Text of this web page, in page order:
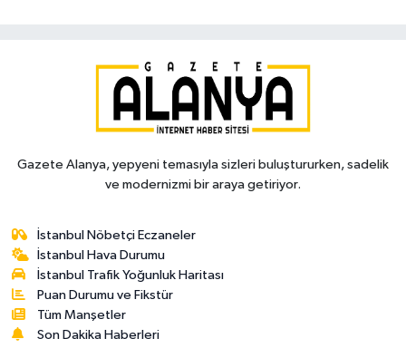
Gazete Alanya, yepyeni temasıyla sizleri buluştururken, sadelik
ve modernizmi bir araya getiriyor.
İstanbul Nöbetçi Eczaneler
İstanbul Hava Durumu
İstanbul Trafik Yoğunluk Haritası
Puan Durumu ve Fikstür
Tüm Manşetler
Son Dakika Haberleri